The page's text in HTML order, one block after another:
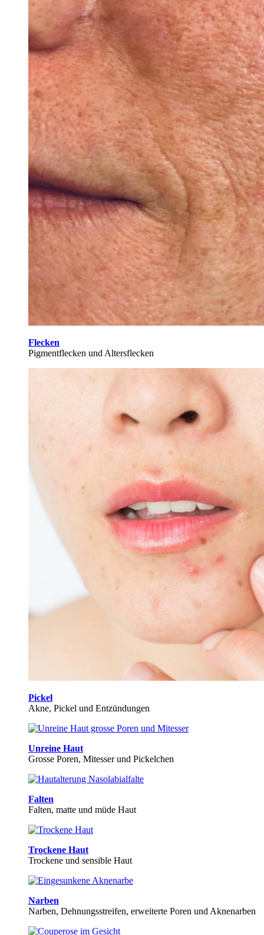
Flecken
Pigmentflecken und Altersflecken
Pickel
Akne, Pickel und Entzündungen
Unreine Haut
Grosse Poren, Mitesser und Pickelchen
Falten
Falten, matte und müde Haut
Trockene Haut
Trockene und sensible Haut
Narben
Narben, Dehnungsstreifen, erweiterte Poren und Aknenarben